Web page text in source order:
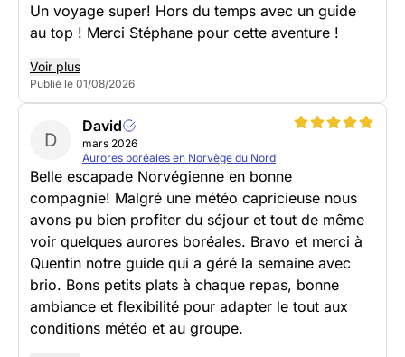
Un voyage super! Hors du temps avec un guide
au top ! Merci Stéphane pour cette aventure !
Voir plus
Publié le 01/08/2026
D
David
mars 2026
Aurores boréales en Norvège du Nord
Belle escapade Norvégienne en bonne
compagnie! Malgré une météo capricieuse nous
avons pu bien profiter du séjour et tout de même
voir quelques aurores boréales. Bravo et merci à
Quentin notre guide qui a géré la semaine avec
brio. Bons petits plats à chaque repas, bonne
ambiance et flexibilité pour adapter le tout aux
conditions météo et au groupe.